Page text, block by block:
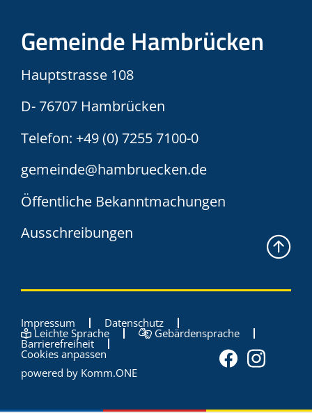
Gemeinde Hambrücken
Hauptstrasse 108
D- 76707 Hambrücken
Telefon: +49 (0) 7255 7100-0
gemeinde@hambruecken.de
Öffentliche Bekanntmachungen
Ausschreibungen
Impressum Datenschutz
Leichte Sprache Gebärdensprache
Barrierefreiheit
Cookies anpassen
powered by Komm.ONE